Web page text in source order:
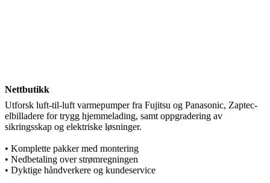
Nettbutikk
Utforsk luft-til-luft varmepumper fra Fujitsu og Panasonic, Zaptec-
elbilladere for trygg hjemmelading, samt oppgradering av
sikringsskap og elektriske løsninger.
• Komplette pakker med montering
• Nedbetaling over strømregningen
• Dyktige håndverkere og kundeservice